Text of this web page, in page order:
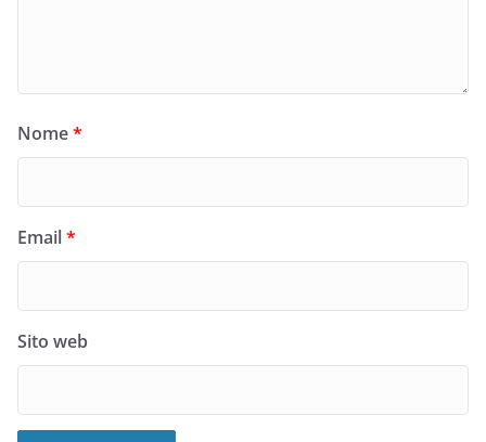
Nome*
Email*
Sito web